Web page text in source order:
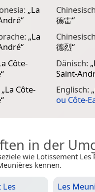
„La
“
„La
“
Côte-
“
„La Côte-
“
德雷“
德烈“
Dänisch: „
Saint-
Englisch: „
ou Côte-
in der
wie Lotissement Les
kennen.
Les